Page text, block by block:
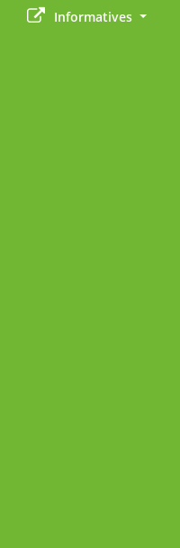
Informatives